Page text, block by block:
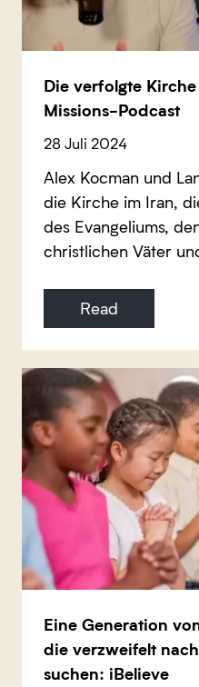
Die verfolgte
Missions-Podcast
28 Juli 2024
Alex Kocman und
die Kirche im Iran,
des Evangeliums,
christlichen Väter
Read
Eine Generation
die verzweifelt
suchen: iBelieve